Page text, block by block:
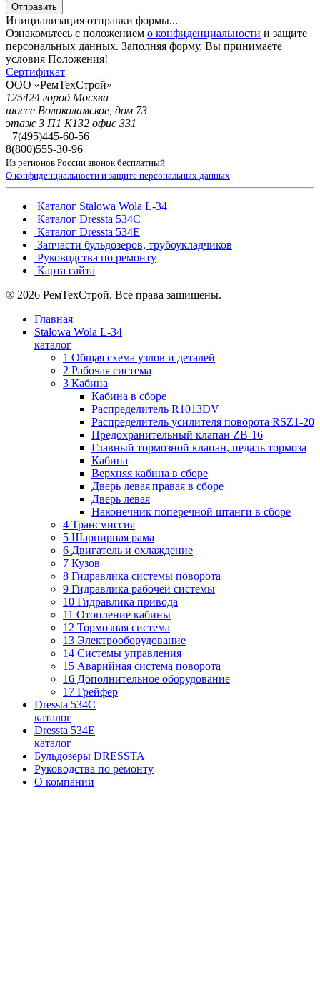
Отправить
Инициализация отправки формы...
Ознакомьтесь с положением о конфиденциальности и защите
персональных данных. Заполняя форму, Вы принимаете
условия Положения!
Сертификат
ООО «РемТехСтрой»
125424 город Москва
шоссе Волоколамское, дом 73
этаж 3 П1 К132 офис 331
+7(495)445-60-56
8(800)555-30-96
Из регионов России звонок бесплатный
О конфиденциальности и защите персональных данных
Каталог Stalowa Wola L-34
Каталог Dressta 534C
Каталог Dressta 534E
Запчасти бульдозеров, трубоукладчиков
Руководства по ремонту
Карта сайта
® 2026 РемТехСтрой. Все права защищены.
Главная
Stalowa Wola L-34
каталог
1 Общая схема узлов и деталей
2 Рабочая система
3 Кабина
Кабина в сборе
Распределитель R1013DV
Распределитель усилителя поворота RSZ1-20
Предохранительный клапан ZB-16
Главный тормозной клапан, педаль тормоза
Кабина
Верхняя кабина в сборе
Дверь левая|правая в сборе
Дверь левая
Наконечник поперечной штанги в сборе
4 Трансмиссия
5 Шарнирная рама
6 Двигатель и охлаждение
7 Кузов
8 Гидравлика системы поворота
9 Гидравлика рабочей системы
10 Гидравлика привода
11 Отопление кабины
12 Тормозная система
13 Электрооборудование
14 Системы управления
15 Аварийная система поворота
16 Дополнительное оборудование
17 Грейфер
Dressta 534C
каталог
Dressta 534E
каталог
Бульдозеры DRESSTA
Руководства по ремонту
О компании